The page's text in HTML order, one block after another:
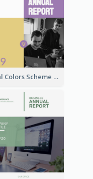
Dual Colors Scheme Annual Report